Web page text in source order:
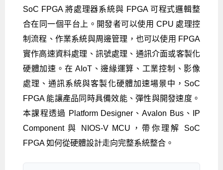
SoC FPGA 將處理器系統與 FPGA 可程式邏輯整
合在同一個平台上。開發者可以使用 CPU 處理控
制流程、作業系統與周邊管理，也可以使用 FPGA
實作高速資料處理、訊號處理、通訊介面或客製化
硬體加速。在 AIoT、邊緣運算、工業控制、影像
處理、通訊系統與客製化硬體加速場景中，SoC
FPGA 能讓產品同時具備效能、彈性與開發速度。
本課程透過 Platform Designer、Avalon Bus、IP
Component 與 NIOS-V MCU，帶你理解 SoC
FPGA 如何從硬體設計走向完整系統整合。